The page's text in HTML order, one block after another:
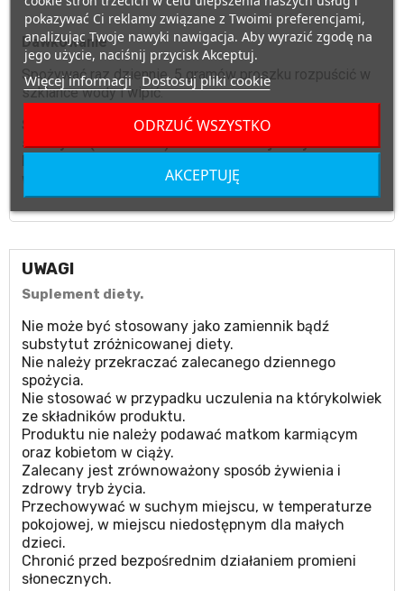
Dawkowanie
Spożywać raz dziennie, 5 gramów proszku rozpuścić w
szklance wody i wipić.
Suplement diety nie może być stosowany jako
substytut (zamiennik) zróżnicowanej diety.
Nie należy przekraczać zalecanej porcji do spożycia
w ciągu dnia.
UWAGI
Suplement diety.
Nie może być stosowany jako zamiennik bądź
substytut zróżnicowanej diety.
Nie należy przekraczać zalecanego dziennego
spożycia.
Nie stosować w przypadku uczulenia na którykolwiek
ze składników produktu.
Produktu nie należy podawać matkom karmiącym
oraz kobietom w ciąży.
Zalecany jest zrównoważony sposób żywienia i
zdrowy tryb życia.
Przechowywać w suchym miejscu, w temperaturze
pokojowej, w miejscu niedostępnym dla małych
dzieci.
Chronić przed bezpośrednim działaniem promieni
słonecznych.
pokazywać Ci reklamy związane z Twoimi preferencjami,
analizując Twoje nawyki nawigacja. Aby wyrazić zgodę na
jego użycie, naciśnij przycisk Akceptuj.
Więcej informacji Dostosuj pliki cookie
ODRZUĆ WSZYSTKO
AKCEPTUJĘ